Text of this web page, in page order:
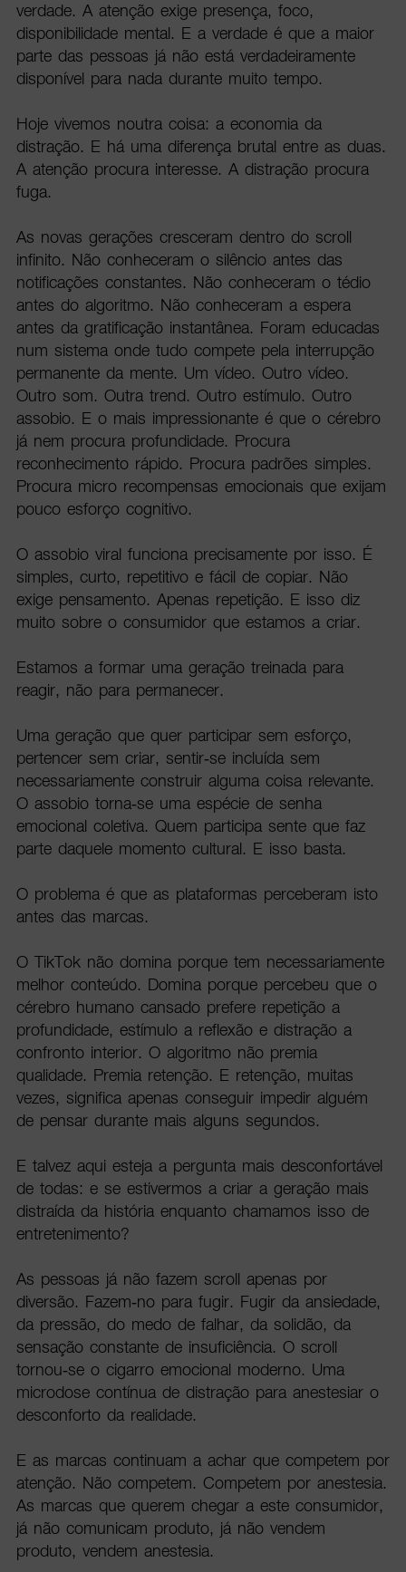
verdade. A atenção exige presença, foco,
disponibilidade mental. E a verdade é que a maior
parte das pessoas já não está verdadeiramente
disponível para nada durante muito tempo.
Hoje vivemos noutra coisa: a economia da
distração. E há uma diferença brutal entre as duas.
A atenção procura interesse. A distração procura
fuga.
As novas gerações cresceram dentro do scroll
infinito. Não conheceram o silêncio antes das
notificações constantes. Não conheceram o tédio
antes do algoritmo. Não conheceram a espera
antes da gratificação instantânea. Foram educadas
num sistema onde tudo compete pela interrupção
permanente da mente. Um vídeo. Outro vídeo.
Outro som. Outra trend. Outro estímulo. Outro
assobio. E o mais impressionante é que o cérebro
já nem procura profundidade. Procura
reconhecimento rápido. Procura padrões simples.
Procura micro recompensas emocionais que exijam
pouco esforço cognitivo.
O assobio viral funciona precisamente por isso. É
simples, curto, repetitivo e fácil de copiar. Não
exige pensamento. Apenas repetição. E isso diz
muito sobre o consumidor que estamos a criar.
Estamos a formar uma geração treinada para
reagir, não para permanecer.
Uma geração que quer participar sem esforço,
pertencer sem criar, sentir-se incluída sem
necessariamente construir alguma coisa relevante.
O assobio torna-se uma espécie de senha
emocional coletiva. Quem participa sente que faz
parte daquele momento cultural. E isso basta.
O problema é que as plataformas perceberam isto
antes das marcas.
O TikTok não domina porque tem necessariamente
melhor conteúdo. Domina porque percebeu que o
cérebro humano cansado prefere repetição a
profundidade, estímulo a reflexão e distração a
confronto interior. O algoritmo não premia
qualidade. Premia retenção. E retenção, muitas
vezes, significa apenas conseguir impedir alguém
de pensar durante mais alguns segundos.
E talvez aqui esteja a pergunta mais desconfortável
de todas: e se estivermos a criar a geração mais
distraída da história enquanto chamamos isso de
entretenimento?
As pessoas já não fazem scroll apenas por
diversão. Fazem-no para fugir. Fugir da ansiedade,
da pressão, do medo de falhar, da solidão, da
sensação constante de insuficiência. O scroll
tornou-se o cigarro emocional moderno. Uma
microdose contínua de distração para anestesiar o
desconforto da realidade.
E as marcas continuam a achar que competem por
atenção. Não competem. Competem por anestesia.
As marcas que querem chegar a este consumidor,
já não comunicam produto, já não vendem
produto, vendem anestesia.